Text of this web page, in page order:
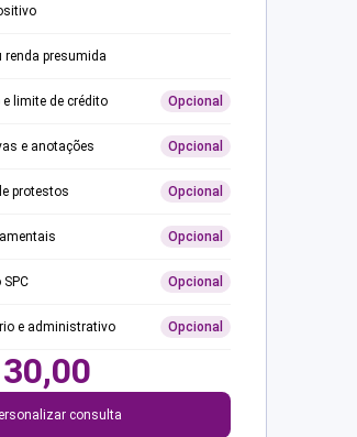
renda presumida
limite de crédito Opcional
e anotações Opcional
protestos Opcional
Opcional
Opcional
e administrativo Opcional
30,00
consulta